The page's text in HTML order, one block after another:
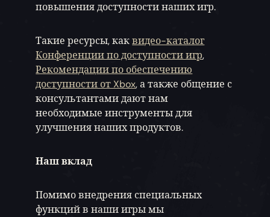
повышения доступности наших игр.
Такие ресурсы, каквидео-каталог
Конференции по доступности игр,
Рекомендации по обеспечению
доступности от Xbox, а также общение с
консультантами дают нам
необходимые инструменты для
улучшения наших продуктов.
Наш вклад
Помимо внедрения специальных
функций в наши игры мы